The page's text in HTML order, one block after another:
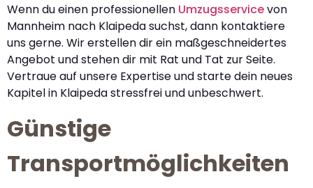
Wenn du einen professionellen Umzugsservicevon
Mannheim nach Klaipeda suchst, dann kontaktiere
uns gerne. Wir erstellen dir ein maßgeschneidertes
Angebot und stehen dir mit Rat und Tat zur Seite.
Vertraue auf unsere Expertise und starte dein neues
Kapitel in Klaipeda stressfrei und unbeschwert.
Günstige
Transportmöglichkeiten